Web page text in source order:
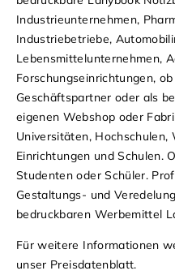
Industrieunternehmen,
Industriebetriebe,
Lebensmittelunternehmen,
Forschungseinrichtungen,
Geschäftspartner oder als
eigenen Webshop oder
Universitäten,
Einrichtungen und Schulen.
Studenten oder Schüler.
Gestaltungs- und
bedruckbaren Werbemittel
Für weitere Informationen
unser Preisdatenblatt.